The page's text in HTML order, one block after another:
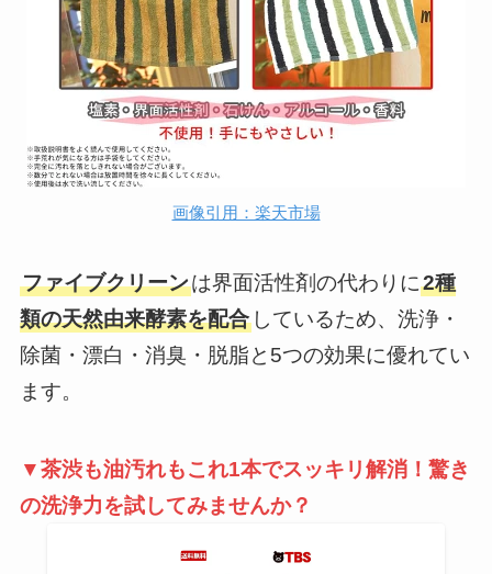
画像引用：楽天市場
ファイブクリーンは界面活性剤の代わりに2種
類の天然由来酵素を配合しているため、洗浄・
除菌・漂白・消臭・脱脂と5つの効果に優れてい
ます。
▼茶渋も油汚れもこれ1本でスッキリ解消！驚き
の洗浄力を試してみませんか？